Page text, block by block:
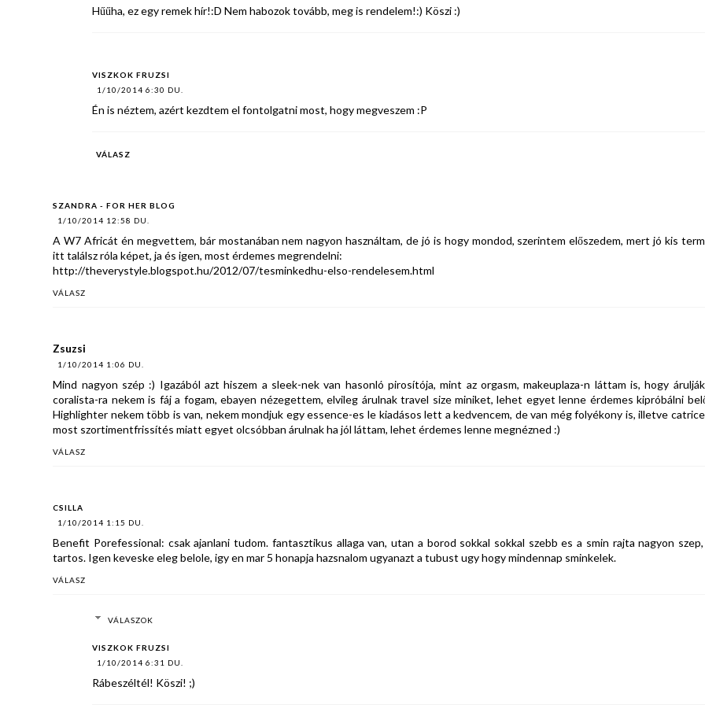
Hűűha, ez egy remek hír!:D Nem habozok tovább, meg is rendelem!:) Köszi :)
VISZKOK FRUZSI
1/10/2014 6:30 DU.
Én is néztem, azért kezdtem el fontolgatni most, hogy megveszem :P
VÁLASZ
SZANDRA - FOR HER BLOG
1/10/2014 12:58 DU.
A W7 Africát én megvettem, bár mostanában nem nagyon használtam, de jó is hogy mondod, szerintem előszedem, mert jó kis
itt találsz róla képet, ja és igen, most érdemes megrendelni:
http://theverystyle.blogspot.hu/2012/07/tesminkedhu-elso-rendelesem.html
VÁLASZ
Zsuzsi
1/10/2014 1:06 DU.
Mind nagyon szép :) Igazából azt hiszem a sleek-nek van hasonló pirosítója, mint az orgasm, makeuplaza-n láttam is, hogy
coralista-ra nekem is fáj a fogam, ebayen nézegettem, elvileg árulnak travel size miniket, lehet egyet lenne érdemes kipróbálni
Highlighter nekem több is van, nekem mondjuk egy essence-es le kiadásos lett a kedvencem, de van még folyékony is, illetve
most szortimentfrissítés miatt egyet olcsóbban árulnak ha jól láttam, lehet érdemes lenne megnézned :)
VÁLASZ
CSILLA
1/10/2014 1:15 DU.
Benefit Porefessional: csak ajanlani tudom. fantasztikus allaga van, utan a borod sokkal sokkal szebb es a smin rajta nagyon
tartos. Igen keveske eleg belole, igy en mar 5 honapja hazsnalom ugyanazt a tubust ugy hogy mindennap sminkelek.
VÁLASZ
VÁLASZOK
VISZKOK FRUZSI
1/10/2014 6:31 DU.
Rábeszéltél! Köszi! ;)